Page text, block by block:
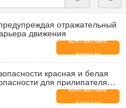
отражательный
движения
контактные
данные
красная и белая
для прилипателя
контактные
данные